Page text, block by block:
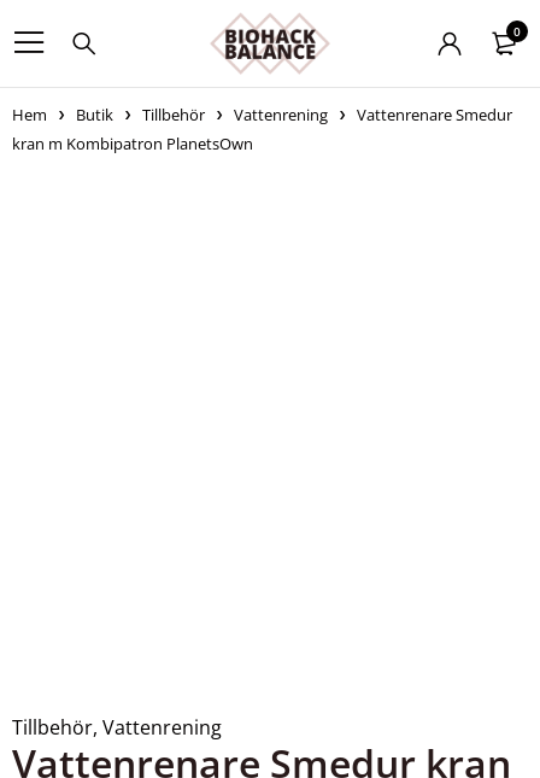
0
Hem Butik Tillbehör Vattenrening
Vattenrenare Smedur
kran m Kombipatron PlanetsOwn
Tillbehör, Vattenrening
Vattenrenare Smedur kran